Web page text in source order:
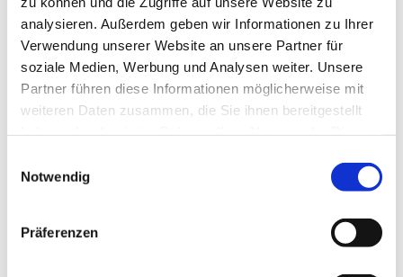
analysieren. Außerdem geben wir Informationen zu Ihrer
Verwendung unserer Website an unsere Partner für
soziale Medien, Werbung und Analysen weiter. Unsere
Partner führen diese Informationen möglicherweise mit
weiteren Daten zusammen, die Sie ihnen bereitgestellt
Notwendig
Präferenzen